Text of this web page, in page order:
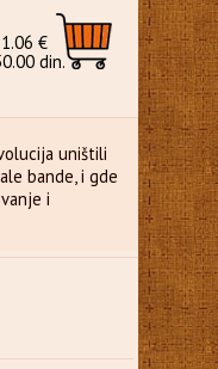
€
din.
uništili
bande, i gde
i